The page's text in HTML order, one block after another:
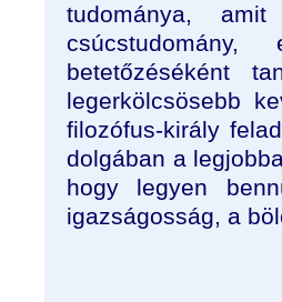
tudománya,
betetőzéséként
legerkölcsösebb
filozófus-király
dolgában a
hogy legyen
igazságosság, a